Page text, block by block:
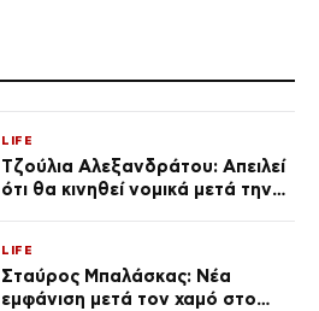
LIFE
Τζούλια Αλεξανδράτου: Απειλεί
ότι θα κινηθεί νομικά μετά την
LIFE
Σταύρος Μπαλάσκας: Νέα
εμφάνιση μετά τον χαμό στο